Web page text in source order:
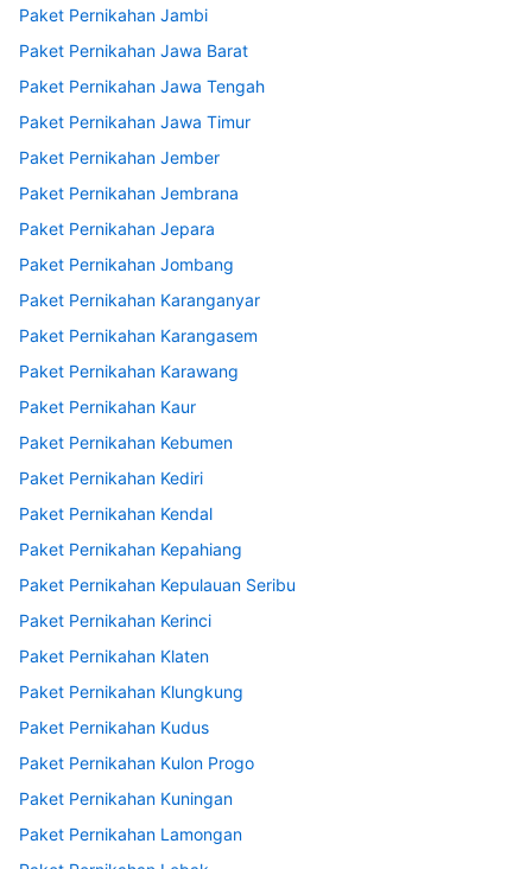
Paket Pernikahan Jambi
Paket Pernikahan Jawa Barat
Paket Pernikahan Jawa Tengah
Paket Pernikahan Jawa Timur
Paket Pernikahan Jember
Paket Pernikahan Jembrana
Paket Pernikahan Jepara
Paket Pernikahan Jombang
Paket Pernikahan Karanganyar
Paket Pernikahan Karangasem
Paket Pernikahan Karawang
Paket Pernikahan Kaur
Paket Pernikahan Kebumen
Paket Pernikahan Kediri
Paket Pernikahan Kendal
Paket Pernikahan Kepahiang
Paket Pernikahan Kepulauan Seribu
Paket Pernikahan Kerinci
Paket Pernikahan Klaten
Paket Pernikahan Klungkung
Paket Pernikahan Kudus
Paket Pernikahan Kulon Progo
Paket Pernikahan Kuningan
Paket Pernikahan Lamongan